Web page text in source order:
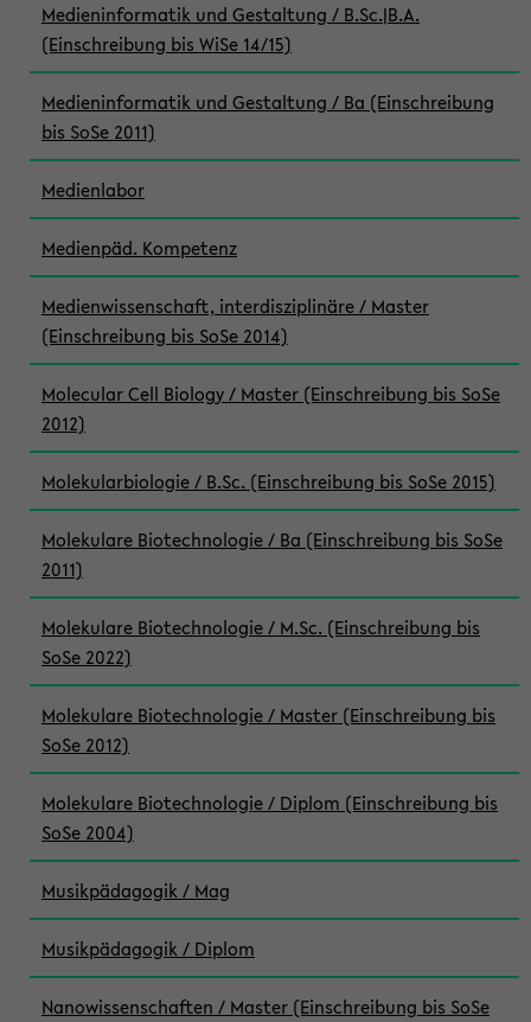
Medieninformatik und Gestaltung / B.Sc.|B.A.
(Einschreibung bis WiSe 14/15)
Medieninformatik und Gestaltung / Ba (Einschreibung
bis SoSe 2011)
Medienlabor
Medienpäd. Kompetenz
Medienwissenschaft, interdisziplinäre / Master
(Einschreibung bis SoSe 2014)
Molecular Cell Biology / Master (Einschreibung bis SoSe
2012)
Molekularbiologie / B.Sc. (Einschreibung bis SoSe 2015)
Molekulare Biotechnologie / Ba (Einschreibung bis SoSe
2011)
Molekulare Biotechnologie / M.Sc. (Einschreibung bis
SoSe 2022)
Molekulare Biotechnologie / Master (Einschreibung bis
SoSe 2012)
Molekulare Biotechnologie / Diplom (Einschreibung bis
SoSe 2004)
Musikpädagogik / Mag
Musikpädagogik / Diplom
Nanowissenschaften / Master (Einschreibung bis SoSe